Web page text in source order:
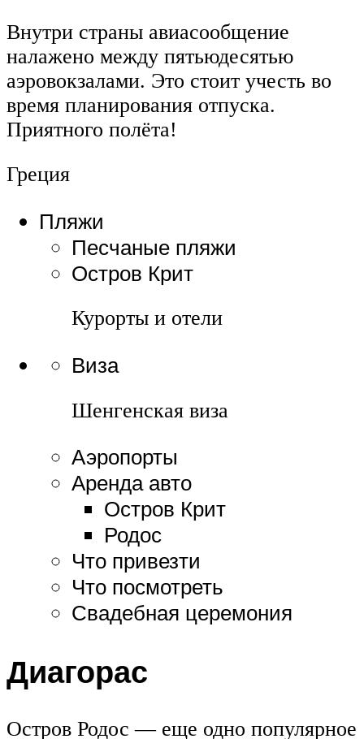
Внутри страны авиасообщение
налажено между пятьюдесятью
аэровокзалами. Это стоит учесть во
время планирования отпуска.
Приятного полёта!
Греция
Пляжи
Песчаные пляжи
Остров Крит
Курорты и отели
Виза
Шенгенская виза
Аэропорты
Аренда авто
Остров Крит
Родос
Что привезти
Что посмотреть
Свадебная церемония
Диагорас
Остров Родос — еще одно популярное